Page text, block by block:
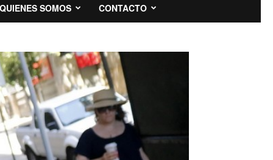
QUIENES SOMOS CONTACTO